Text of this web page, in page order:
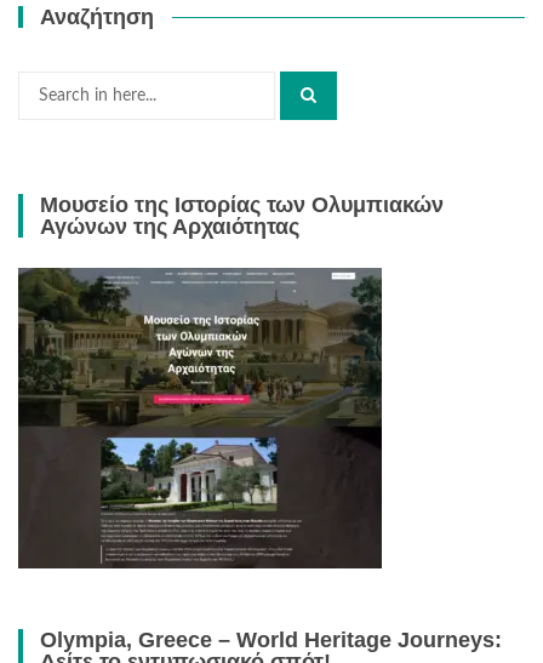
Αναζήτηση
Μουσείο της Ιστορίας των Ολυμπιακών
Αγώνων της Αρχαιότητας
Olympia, Greece – World Heritage Journeys: